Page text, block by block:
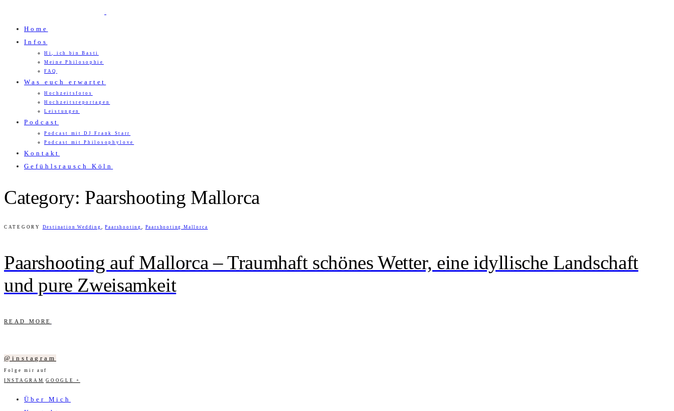
Home
Infos
Hi, ich bin Basti
Meine Philosophie
FAQ
Was euch erwartet
Hochzeitsfotos
Hochzeitsreportagen
Leistungen
Podcast
Podcast mit DJ Frank Starr
Podcast mit Philosophylove
Kontakt
Gefühlsrausch Köln
Category: Paarshooting Mallorca
CATEGORY Destination Wedding ,Paarshooting, Paarshooting Mallorca
Paarshooting auf Mallorca – Traumhaft schönes Wetter, eine idyllische Landschaft
und pure Zweisamkeit
READ MORE
@instagram
Folge mir auf
INSTAGRAM
GOOGLE +
Über Mich